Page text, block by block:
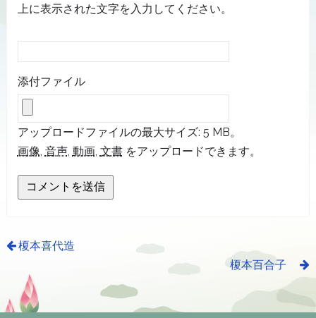
上に表示された文字を入力してください。
添付ファイル
アップロードファイルの最大サイズ: 5 MB。
画像 音声, 動画, 文書をアップロードできます。
榎本喜代造
榎本百合子